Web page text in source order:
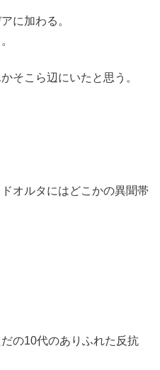
に加わる。
そこら辺にいたと思う。
オルタにはどこかの異聞帯
の10代のありふれた反抗